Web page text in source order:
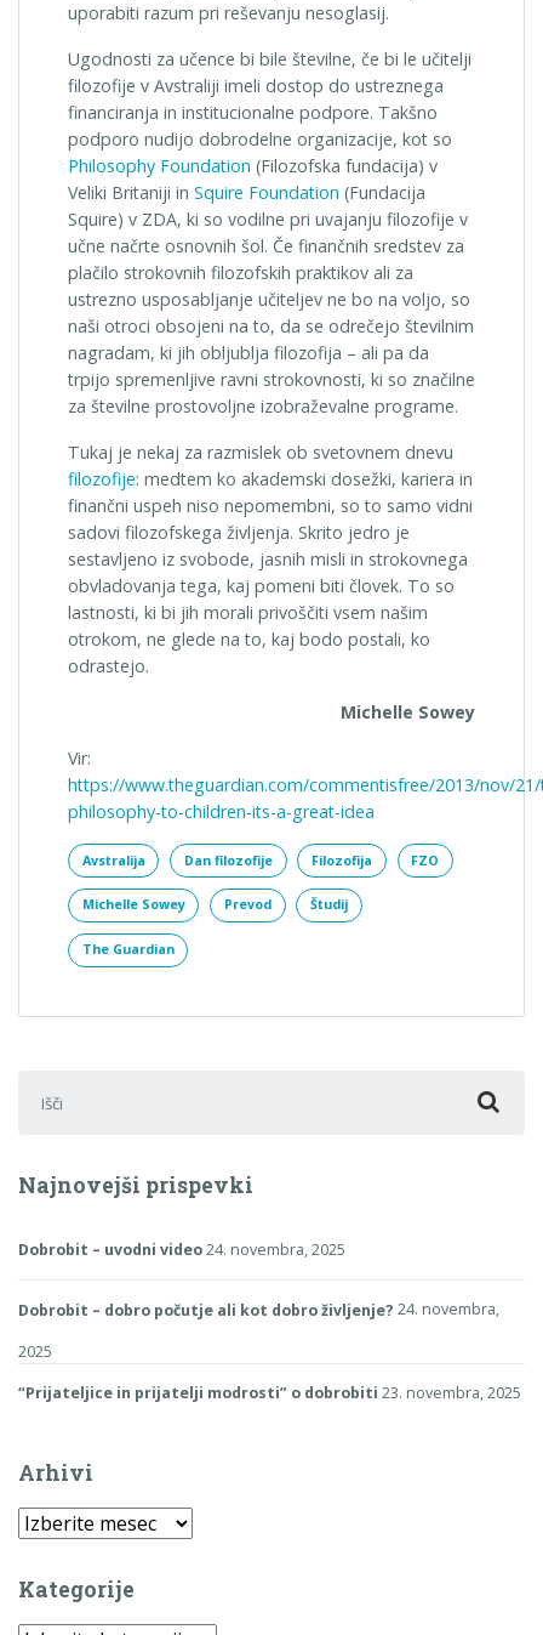
uporabiti razum pri reševanju nesoglasij.
Ugodnosti za učence bi bile številne, če bi le učitelji
filozofije v Avstraliji imeli dostop do ustreznega
financiranja in institucionalne podpore. Takšno
podporo nudijo dobrodelne organizacije, kot so
Philosophy Foundation (Filozofska fundacija) v
Veliki Britaniji in Squire Foundation (Fundacija
Squire) v ZDA, ki so vodilne pri uvajanju filozofije v
učne načrte osnovnih šol. Če finančnih sredstev za
plačilo strokovnih filozofskih praktikov ali za
ustrezno usposabljanje učiteljev ne bo na voljo, so
naši otroci obsojeni na to, da se odrečejo številnim
nagradam, ki jih obljublja filozofija – ali pa da
trpijo spremenljive ravni strokovnosti, ki so značilne
za številne prostovoljne izobraževalne programe.
Tukaj je nekaj za razmislek ob svetovnem dnevu
filozofije: medtem ko akademski dosežki, kariera in
finančni uspeh niso nepomembni, so to samo vidni
sadovi filozofskega življenja. Skrito jedro je
sestavljeno iz svobode, jasnih misli in strokovnega
obvladovanja tega, kaj pomeni biti človek. To so
lastnosti, ki bi jih morali privoščiti vsem našim
otrokom, ne glede na to, kaj bodo postali, ko
odrastejo.
Michelle Sowey
Vir:
https://www.theguardian.com/commentisfree/2013/nov/
philosophy-to-children-its-a-great-idea
Avstralija Dan filozofije Filozofija FZO
Michelle Sowey Prevod Študij
The Guardian
Najnovejši prispevki
Dobrobit – uvodni video24. novembra, 2025
Dobrobit – dobro počutje ali kot dobro življenje? 24. novembra,
2025
“Prijateljice in prijatelji modrosti” o dobrobiti 23. novembra, 2025
Arhivi
Arhivi
Kategorije